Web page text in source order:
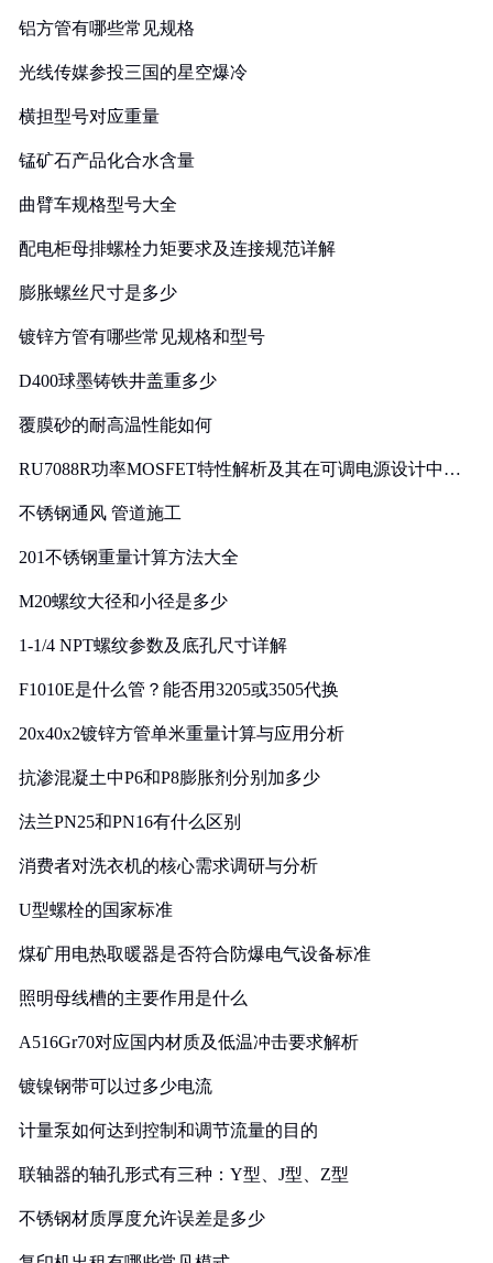
铝方管有哪些常见规格
光线传媒参投三国的星空爆冷
横担型号对应重量
锰矿石产品化合水含量
曲臂车规格型号大全
配电柜母排螺栓力矩要求及连接规范详解
膨胀螺丝尺寸是多少
镀锌方管有哪些常见规格和型号
D400球墨铸铁井盖重多少
覆膜砂的耐高温性能如何
RU7088R功率MOSFET特性解析及其在可调电源设计中的
不锈钢通风 管道施工
201不锈钢重量计算方法大全
M20螺纹大径和小径是多少
1-1/4 NPT螺纹参数及底孔尺寸详解
F1010E是什么管？能否用3205或3505代换
20x40x2镀锌方管单米重量计算与应用分析
抗渗混凝土中P6和P8膨胀剂分别加多少
法兰PN25和PN16有什么区别
消费者对洗衣机的核心需求调研与分析
U型螺栓的国家标准
煤矿用电热取暖器是否符合防爆电气设备标准
照明母线槽的主要作用是什么
A516Gr70对应国内材质及低温冲击要求解析
镀镍钢带可以过多少电流
计量泵如何达到控制和调节流量的目的
联轴器的轴孔形式有三种：Y型、J型、Z型
不锈钢材质厚度允许误差是多少